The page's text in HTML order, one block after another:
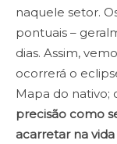
naquele setor.
pontuais –
dias. Assim,
ocorrerá o
Mapa do nativo;
precisão como
acarretar na